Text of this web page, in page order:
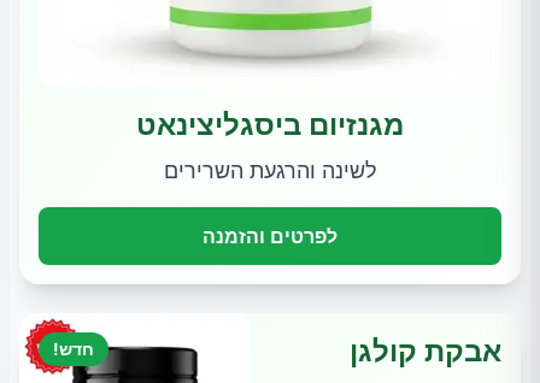
מגנזיום ביסגליצינאט
לשינה והרגעת השרירים
לפרטים והזמנה
חדש! אבקת קולגן